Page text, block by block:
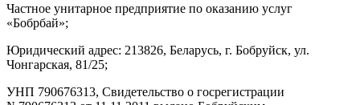
Частное унитарное предприятие по оказанию услуг
«Бобрбай»;
Юридический адрес: 213826, Беларусь, г. Бобруйск, ул.
Чонгарская, 81/25;
УНП 790676313, Свидетельство о госрегистрации